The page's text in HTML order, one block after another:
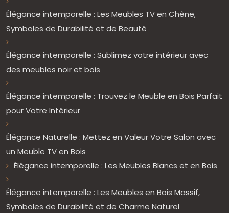
Élégance intemporelle : Les Meubles TV en Chêne,
Symboles de Durabilité et de Beauté
Élégance intemporelle : Sublimez votre intérieur avec
des meubles noir et bois
Élégance intemporelle : Trouvez le Meuble en Bois Parfait
pour Votre Intérieur
Élégance Naturelle : Mettez en Valeur Votre Salon avec
un Meuble TV en Bois
Élégance intemporelle : Les Meubles Blancs et en Bois
Élégance intemporelle : Les Meubles en Bois Massif,
Symboles de Durabilité et de Charme Naturel